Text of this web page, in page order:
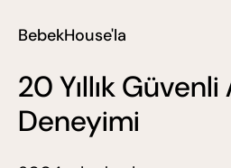
BebekHouse'la
20 Yıllık Güvenli
Deneyimi